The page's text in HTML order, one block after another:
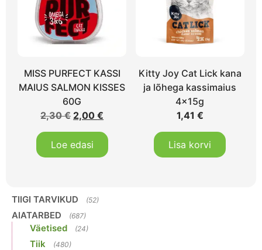
MISS PURFECT KASSI
MAIUS SALMON KISSES
60G
2,30€ 2,00€
Loe edasi
Kitty Joy Cat Lick kana
ja lõhega kassimaius
4x15g
1,41 €
Lisa korvi
TIIGI TARVIKUD (52)
AIATARBED (687)
Väetised (24)
Tiik (480)